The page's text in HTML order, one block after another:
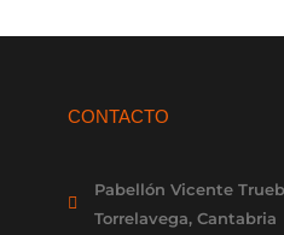
CONTACTO
Pabellón Vicente
Torrelavega, Cantabria